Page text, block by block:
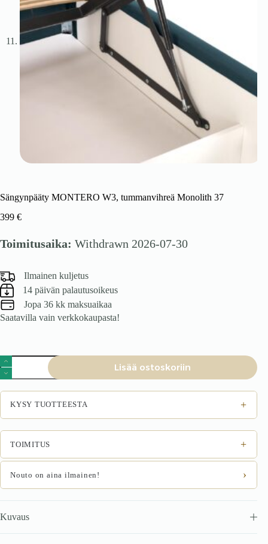
Sängynpääty MONTERO W3, tummanvihreä Monolith 37
399 €
Toimitusaika: Withdrawn 2026-07-30
Ilmainen kuljetus
14 päivän palautusoikeus
Jopa 36 kk maksuaikaa
Saatavilla vain verkkokaupasta!
Sängynpääty
MONTERO
W3,
tummanvihreä
Monolith
määrä
Lisää ostoskoriin
KYSY TUOTTEESTA +
TOIMITUS +
Nouto on aina ilmainen! ›
Kuvaus